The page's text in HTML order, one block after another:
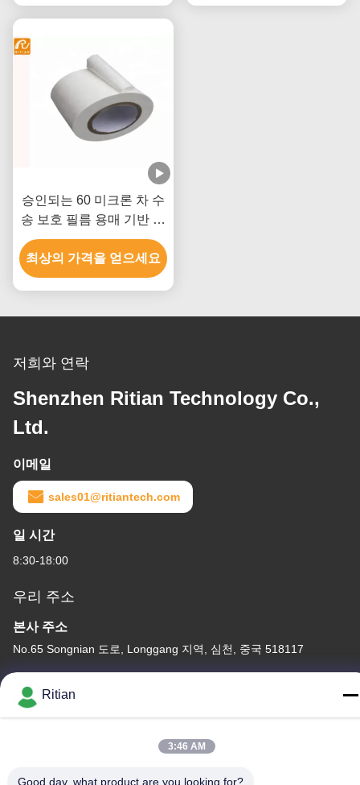
승인되는 60 미크론 차 수
송 보호 필름 용매 기반 아
크릴 RoHS
최상의 가격을 얻으세요
저희와 연락
Shenzhen Ritian Technology Co.,
Ltd.
이메일
sales01@ritiantech.com
일 시간
8:30-18:00
우리 주소
본사 주소
No.65 Songnian 도로, Longgang 지역, 심천, 중국 518117
No.65 Songnian 도로, Longgang 지역, 심천, 중국 518117
Ritian
3:46 AM
Good day, what product are you looking for?